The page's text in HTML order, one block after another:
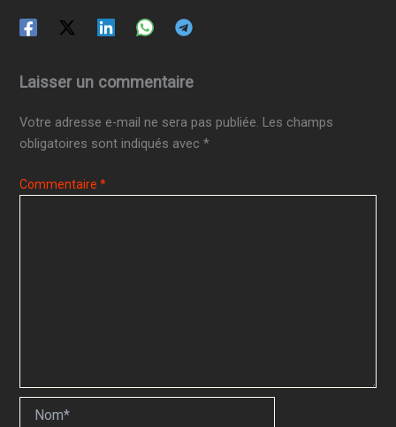
Laisser un commentaire
Votre adresse e-mail ne sera pas publiée. Les champs
obligatoires sont indiqués avec*
Commentaire*